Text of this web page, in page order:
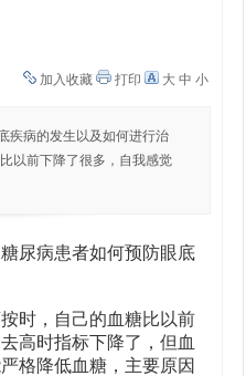
加入收藏
打印 大 中 小
疾病的发生以及如何进行治
以前下降了很多，自我感觉
尿病患者如何预防眼底
时，自己的血糖比以前
高时指标下降了，但血
格降低血糖，主要原因